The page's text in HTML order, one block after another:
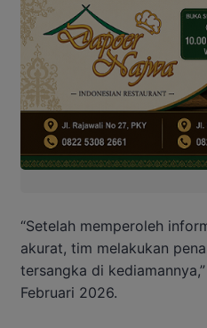
“Setelah memperoleh
akurat, tim melakukan
tersangka di
Februari 2026.